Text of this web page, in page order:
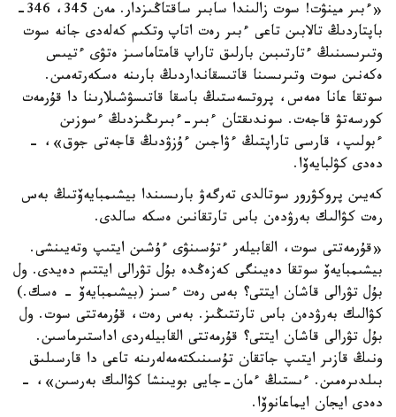
«ءبىر مينۋت! سوت زالىندا سابىر ساقتاڭىزدار. مەن 345، 346-
باپتاردىڭ تالابىن تاعى ءبىر رەت اتاپ وتكىم كەلەدى جانە سوت
وتىرىسىنىڭ ءتارتىبىن بارلىق تاراپ قامتاماسىز ەتۋى ءتيىس
ەكەنىن سوت وتىرىسىنا قاتىسقانداردىڭ بارىنە ەسكەرتەمىن.
سوتقا عانا ەمەس، پروتسەستىڭ باسقا قاتىسۋشىلارىنا دا قۇرمەت
كورسەتۋ قاجەت. سوندىقتان ءبىر-ءبىرىڭىزدىڭ ءسوزىن
ءبولىپ، قارسى تاراپتىڭ ءۋاجىن ءۇزۋدىڭ قاجەتى جوق»، -
دەدى كۋلبايەۆا.
كەيىن پروكۋرور سوتالدى تەرگەۋ بارىسىندا بيشىمبايەۆتىڭ بەس
رەت كۋالىك بەرۋدەن باس تارتقانىن ەسكە سالدى.
«قۇرمەتتى سوت، القابيلەر ءتۇسىنۋى ءۇشىن ايتىپ وتەيىنشى.
بيشىمبايەۆ سوتقا دەيىنگى كەزەڭدە بۇل تۋرالى ايتتىم دەيدى. ول
بۇل تۋرالى قاشان ايتتى؟ بەس رەت ءسىز (بيشىمبايەۆ - ەسك.)
كۋالىك بەرۋدەن باس تارتتىڭىز. بەس رەت، قۇرمەتتى سوت. ول
بۇل تۋرالى قاشان ايتتى؟ قۇرمەتتى القابيلەردى اداستىرماسىن.
ونىڭ قازىر ايتىپ جاتقان تۇسىنىكتەمەلەرىنە تاعى دا قارسىلىق
بىلدىرەمىن. ءىستىڭ ءمان-جايى بويىنشا كۋالىك بەرسىن»، -
دەدى ايجان ايماعانوۆا.